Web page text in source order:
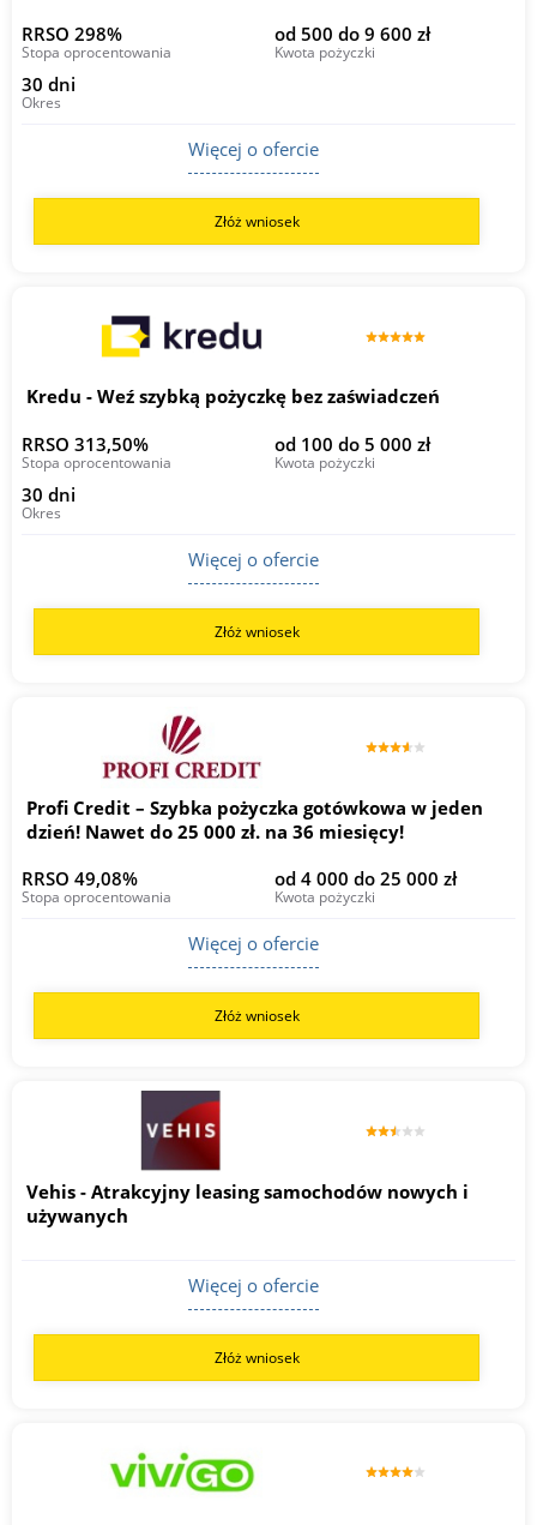
RRSO 298%
Stopa oprocentowania
od 500 do 9 600 zł
Kwota pożyczki
30 dni
Okres
Więcej o ofercie
Złóż wniosek
Kredu - Weź szybką pożyczkę bez zaświadczeń
RRSO 313,50%
Stopa oprocentowania
od 100 do 5 000 zł
Kwota pożyczki
30 dni
Okres
Więcej o ofercie
Złóż wniosek
Profi Credit – Szybka pożyczka gotówkowa w jeden
dzień! Nawet do 25 000 zł. na 36 miesięcy!
RRSO 49,08%
Stopa oprocentowania
od 4 000 do 25 000 zł
Kwota pożyczki
Więcej o ofercie
Złóż wniosek
Vehis - Atrakcyjny leasing samochodów nowych i
używanych
Więcej o ofercie
Złóż wniosek